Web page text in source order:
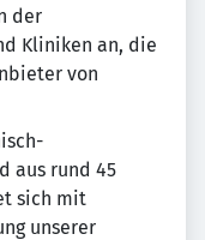
der
Kliniken an, die
von
aus rund 45
sich mit
unserer